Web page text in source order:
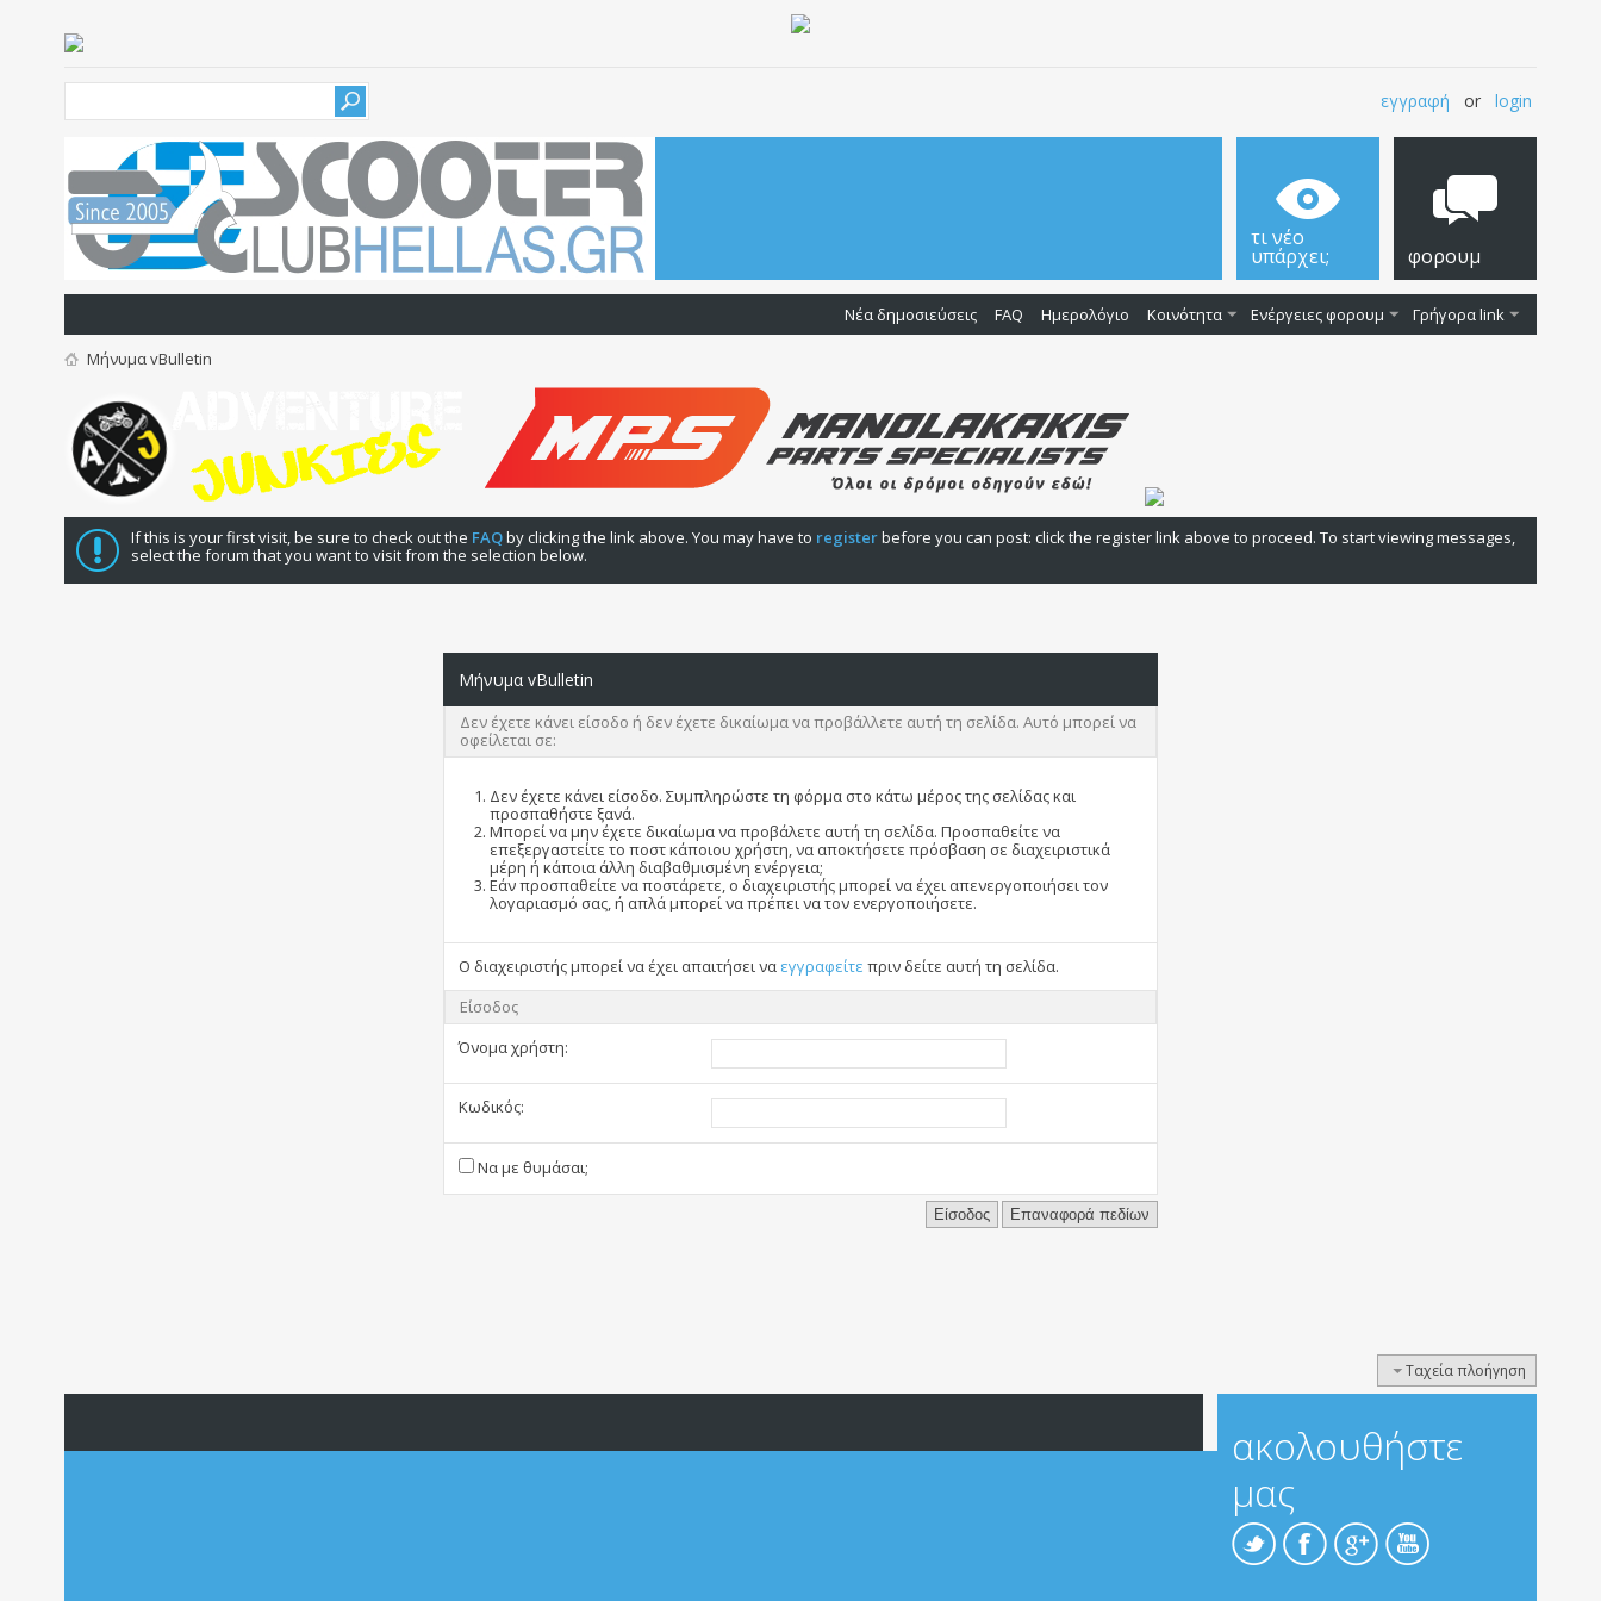
εγγραφή or login
τι νέο
υπάρχει; φορουμ
Νέα δημοσιεύσεις FAQ Ημερολόγιο Κοινότητα Ενέργειες φορουμ Γρήγορα link
Μήνυμα vBulletin
If this is your first visit, be sure to check out the FAQby clicking the link above. You may have to registerbefore you can post: click the register link above to proceed. To start viewing messages,
select the forum that you want to visit from the selection below.
Μήνυμα vBulletin
Δεν έχετε κάνει είσοδο ή δεν έχετε δικαίωμα να προβάλλετε αυτή τη σελίδα. Αυτό μπορεί να
οφείλεται σε:
Δεν έχετε κάνει είσοδο. Συμπληρώστε τη φόρμα στο κάτω μέρος της σελίδας και
προσπαθήστε ξανά.
Μπορεί να μην έχετε δικαίωμα να προβάλετε αυτή τη σελίδα. Προσπαθείτε να
επεξεργαστείτε το ποστ κάποιου χρήστη, να αποκτήσετε πρόσβαση σε διαχειριστικά
μέρη ή κάποια άλλη διαβαθμισμένη ενέργεια;
Εάν προσπαθείτε να ποστάρετε, ο διαχειριστής μπορεί να έχει απενεργοποιήσει τον
λογαριασμό σας, ή απλά μπορεί να πρέπει να τον ενεργοποιήσετε.
Ο διαχειριστής μπορεί να έχει απαιτήσει να εγγραφείτε πριν δείτε αυτή τη σελίδα.
Είσοδος
Όνομα χρήστη:
Κωδικός:
Να με θυμάσαι;
Ταχεία πλοήγηση
ακολουθήστε
μας